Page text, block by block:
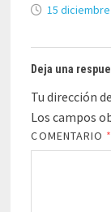
15 diciembre
Deja una
Tu dirección
Los campos
COMENTARIO *